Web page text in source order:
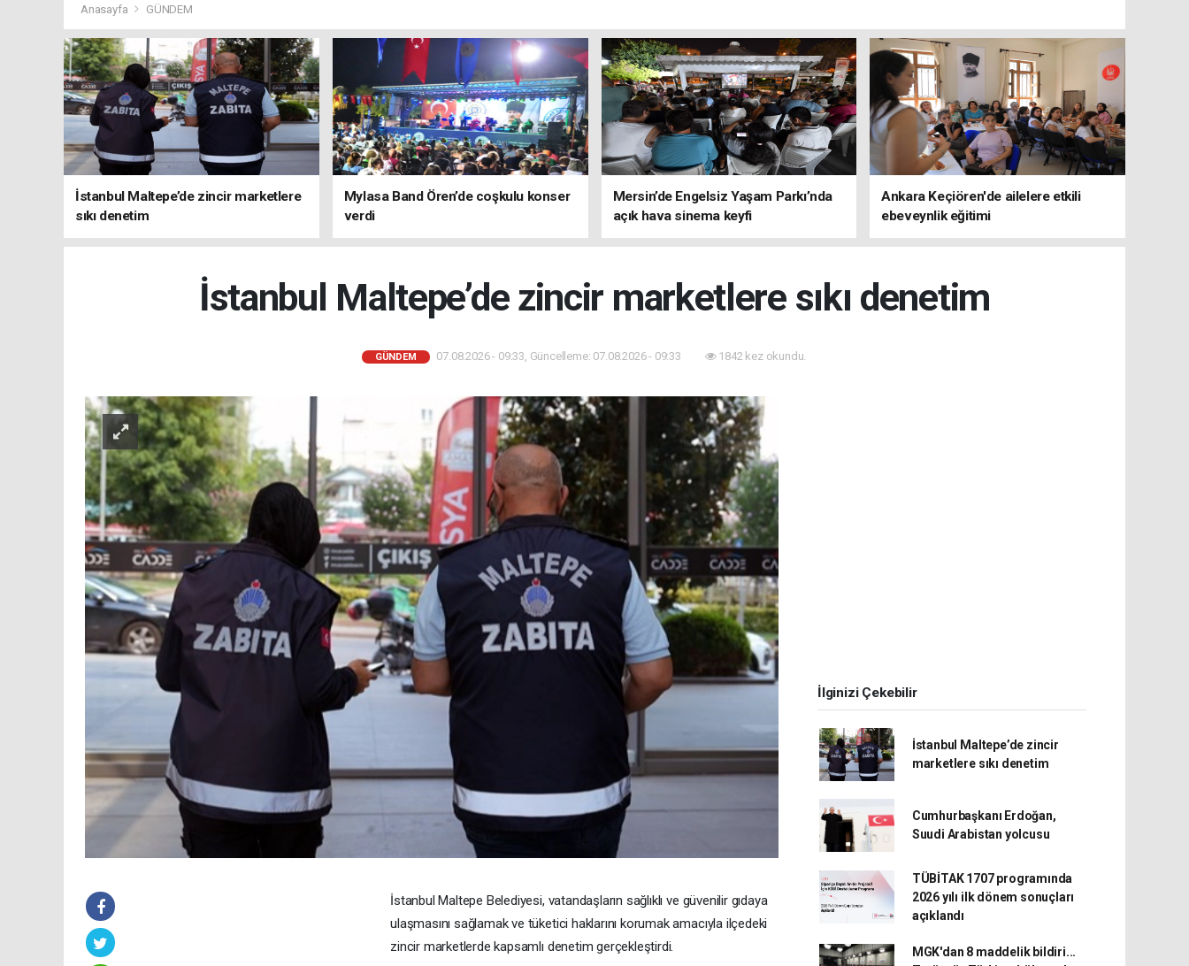
Anasayfa GÜNDEM
İstanbul Maltepe’de zincir marketlere
sıkı denetim
Mylasa Band Ören’de coşkulu konser
verdi
Mersin’de Engelsiz Yaşam Parkı’nda
açık hava sinema keyfi
Ankara Keçiören'de ailelere etkili
ebeveynlik eğitimi
İstanbul Maltepe’de zincir marketlere sıkı denetim
GÜNDEM 07.08.2026 - 09:33, Güncelleme: 07.08.2026 - 09:33 1842 kez okundu.
İstanbul Maltepe Belediyesi, vatandaşların sağlıklı ve güvenilir gıdaya
ulaşmasını sağlamak ve tüketici haklarını korumak amacıyla ilçedeki
zincir marketlerde kapsamlı denetim gerçekleştirdi.
İlginizi Çekebilir
İstanbul Maltepe’de zincir
marketlere sıkı denetim
Cumhurbaşkanı Erdoğan,
Suudi Arabistan yolcusu
TÜBİTAK 1707 programında
2026 yılı ilk dönem sonuçları
açıklandı
MGK'dan 8 maddelik bildiri...